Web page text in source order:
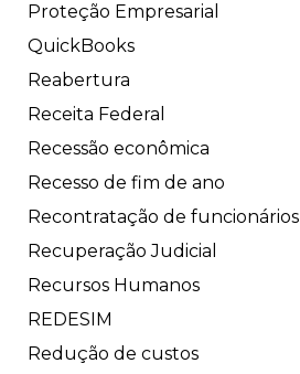
Proteção Empresarial
QuickBooks
Reabertura
Receita Federal
Recessão econômica
Recesso de fim de ano
Recontratação de funcionários
Recuperação Judicial
Recursos Humanos
REDESIM
Redução de custos